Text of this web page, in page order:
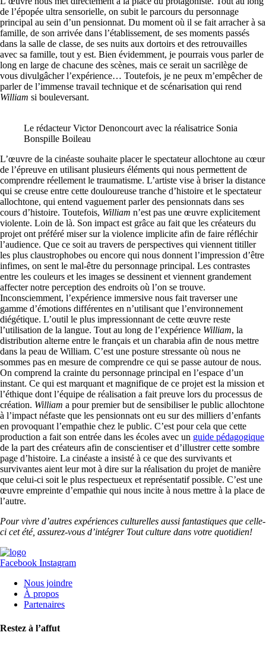
de l’épopée ultra sensorielle, on subit le parcours du personnage
principal au sein d’un pensionnat. Du moment où il se fait arracher à sa
famille, de son arrivée dans l’établissement, de ses moments passés
dans la salle de classe, de ses nuits aux dortoirs et des retrouvailles
avec sa famille, tout y est. Bien évidemment, je pourrais vous parler de
long en large de chacune des scènes, mais ce serait un sacrilège de
vous divulgâcher l’expérience… Toutefois, je ne peux m’empêcher de
parler de l’immense travail technique et de scénarisation qui rend
William si bouleversant.
Le rédacteur Victor Denoncourt avec la réalisatrice Sonia
Bonspille Boileau
L’œuvre de la cinéaste souhaite placer le spectateur allochtone au cœur
de l’épreuve en utilisant plusieurs éléments qui nous permettent de
comprendre réellement le traumatisme. L’artiste vise à briser la distance
qui se creuse entre cette douloureuse tranche d’histoire et le spectateur
allochtone, qui entend vaguement parler des pensionnats dans ses
cours d’histoire. Toutefois, William n’est pas une œuvre explicitement
violente. Loin de là. Son impact est grâce au fait que les créateurs du
projet ont préféré miser sur la violence implicite afin de faire réfléchir
l’audience. Que ce soit au travers de perspectives qui viennent titiller
les plus claustrophobes ou encore qui nous donnent l’impression d’être
infimes, on sent le mal-être du personnage principal. Les contrastes
entre les couleurs et les images se dessinent et viennent grandement
affecter notre perception des endroits où l’on se trouve.
Inconsciemment, l’expérience immersive nous fait traverser une
gamme d’émotions différentes en n’utilisant que l’environnement
diégétique. L’outil le plus impressionnant de cette œuvre reste
l’utilisation de la langue. Tout au long de l’expérience William, la
distribution alterne entre le français et un charabia afin de nous mettre
dans la peau de William. C’est une posture stressante où nous ne
sommes pas en mesure de comprendre ce qui se passe autour de nous.
On comprend la crainte du personnage principal en l’espace d’un
instant. Ce qui est marquant et magnifique de ce projet est la mission et
l’éthique dont l’équipe de réalisation a fait preuve lors du processus de
création. William a pour premier but de sensibiliser le public allochtone
à l’impact néfaste que les pensionnats ont eu sur des milliers d’enfants
en provoquant l’empathie chez le public. C’est pour cela que cette
production a fait son entrée dans les écoles avec un guide pédagogique
de la part des créateurs afin de conscientiser et d’illustrer cette sombre
page d’histoire. La cinéaste a insisté à ce que des survivants et
survivantes aient leur mot à dire sur la réalisation du projet de manière
que celui-ci soit le plus respectueux et représentatif possible. C’est une
œuvre empreinte d’empathie qui nous incite à nous mettre à la place de
l’autre.
Pour vivre d’autres expériences culturelles aussi fantastiques que celle-
ci cet été, assurez-vous d’intégrer Tout culture dans votre quotidien!
Facebook Instagram
Nous joindre
À propos
Partenaires
Restez à l’affut